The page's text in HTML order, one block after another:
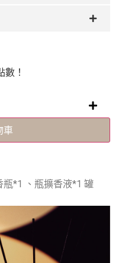
數！
車
瓶*1 、瓶擴香液*1 罐